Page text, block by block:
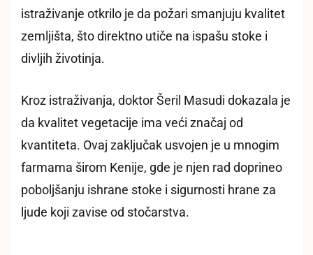
istraživanje otkrilo je da požari smanjuju kvalitet
zemljišta, što direktno utiče na ispašu stoke i
divljih životinja.
Kroz istraživanja, doktor Šeril Masudi dokazala je
da kvalitet vegetacije ima veći značaj od
kvantiteta. Ovaj zaključak usvojen je u mnogim
farmama širom Kenije, gde je njen rad doprineo
poboljšanju ishrane stoke i sigurnosti hrane za
ljude koji zavise od stočarstva.